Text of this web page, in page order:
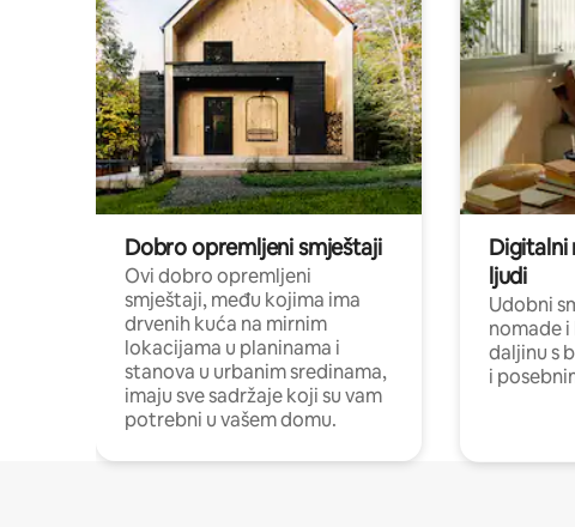
Dobro opremljeni smještaji
Ovi dobro opremljeni
smještaji, među kojima ima
drvenih kuća na mirnim
lokacijama u planinama i
stanova u urbanim sredinama,
imaju sve sadržaje koji su vam
potrebni u vašem domu.
Digitalni
ljudi
Udobni
nomade
daljinu s
i